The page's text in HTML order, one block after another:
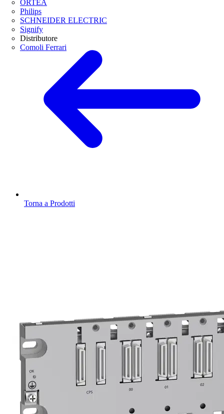
ORTEA
Philips
SCHNEIDER ELECTRIC
Signify
Distributore
Comoli Ferrari
Torna a Prodotti